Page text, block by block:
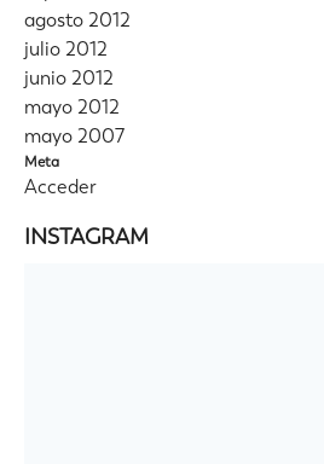
agosto 2012
julio 2012
junio 2012
mayo 2012
mayo 2007
Meta
Acceder
INSTAGRAM